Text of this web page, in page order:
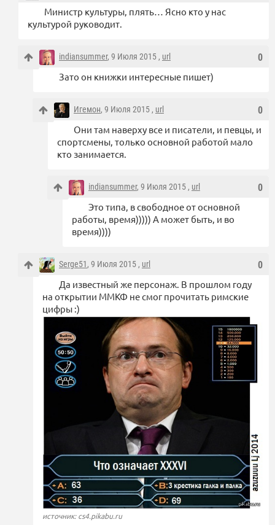
Министр культуры, плять… Ясно кто у нас
культурой руководит.
0
indiansummer, 9 Июля 2015 , url
Зато он книжки интересные пишет)
0
Игемон, 9 Июля 2015 , url
Они там наверху все и писатели, и певцы, и
спортсмены, только основной работой мало
кто занимается.
0
indiansummer, 9 Июля 2015 , url
Это типа, в свободное от основной
работы, время))))) А может быть, и во
время))))
0
Serge51, 9 Июля 2015 , url
Да известный же персонаж. В прошлом году
на открытии ММКФ не смог прочитать римские
цифры :)
источник: cs4.pikabu.ru